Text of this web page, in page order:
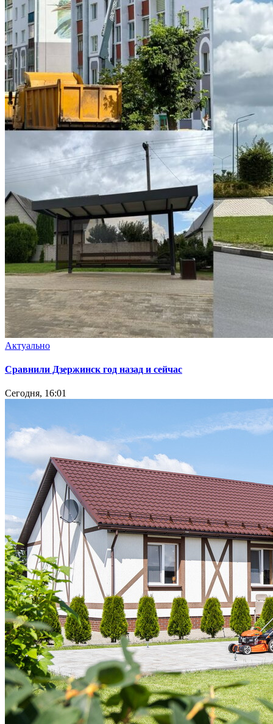
Актуально
Сравнили Дзержинск год назад и сейчас
Сегодня, 16:01